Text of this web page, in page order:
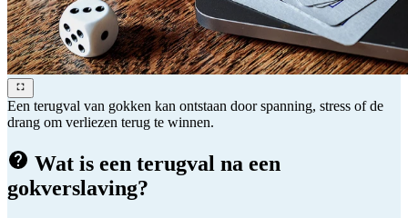
Een terugval van gokken kan ontstaan door spanning, stress of de
drang om verliezen terug te winnen.
Wat is een terugval na een
gokverslaving?